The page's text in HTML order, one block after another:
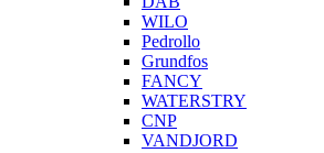
WILO
Pedrollo
Grundfos
FANCY
WATERSTRY
CNP
VANDJORD